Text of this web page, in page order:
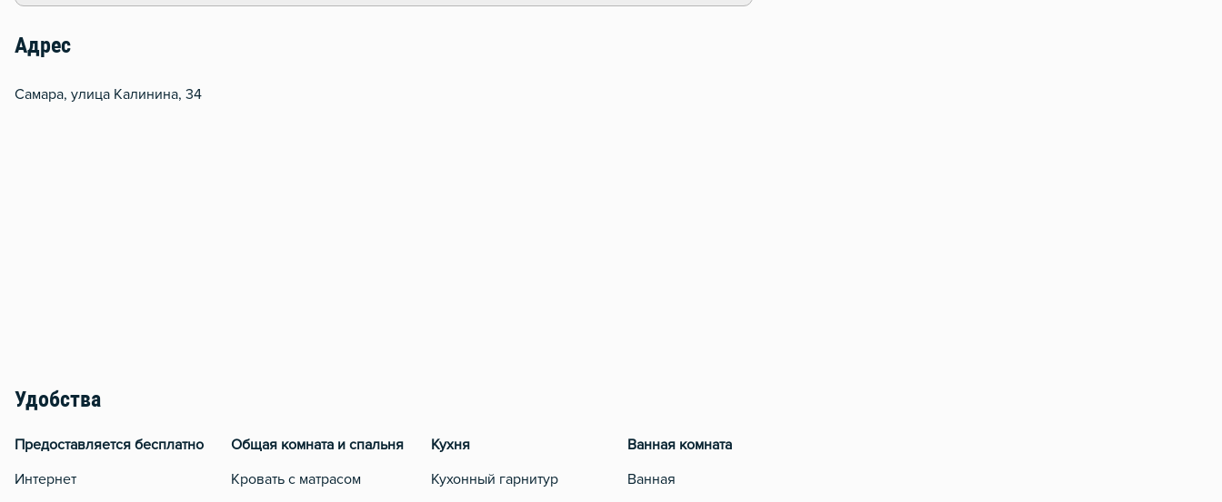
Адрес
Самара, улица Калинина, 34
Удобства
Предоставляется бесплатно
Интернет
Общая комната и спальня
Кровать с матрасом
Кухня
Кухонный гарнитур
Ванная комната
Ванная